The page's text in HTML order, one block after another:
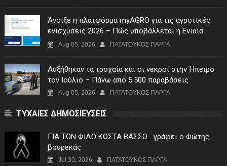
Άνοιξε η πλατφόρμα myAGRO για τις αγροτικές
ενισχύσεις 2026 – Πώς υποβάλλεται η Ενιαία
Αίτηση Ενίσχυσης
Aug 05, 2026 ΠΑΤΑΤΟΥΚΟΣ ΠΑΡΓΑ
Αυξήθηκαν τα τροχαία και οι νεκροί στην Ήπειρο
τον Ιούλιο – Πάνω από 5.500 παραβάσεις
Aug 05, 2026 ΠΑΤΑΤΟΥΚΟΣ ΠΑΡΓΑ
ΤΥΧΑΙΕΣ ΔΗΜΟΣΙΕΥΣΕΙΣ
ΓIA TON ΦIΛO KΩΣTA BAΣΣO. ..γράφει ο Φώτης
βουρεκάς
Jul 30, 2026 ΠΑΤΑΤΟΥΚΟΣ ΠΑΡΓΑ